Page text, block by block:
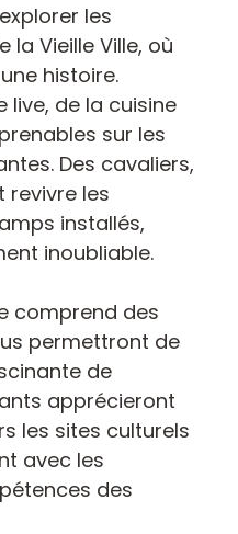
les
la Vieille Ville, où
histoire.
live, de la cuisine
sur les
Des cavaliers,
revivre les
installés,
inoubliable.
comprend des
permettront de
de
apprécieront
les sites culturels
avec les
des